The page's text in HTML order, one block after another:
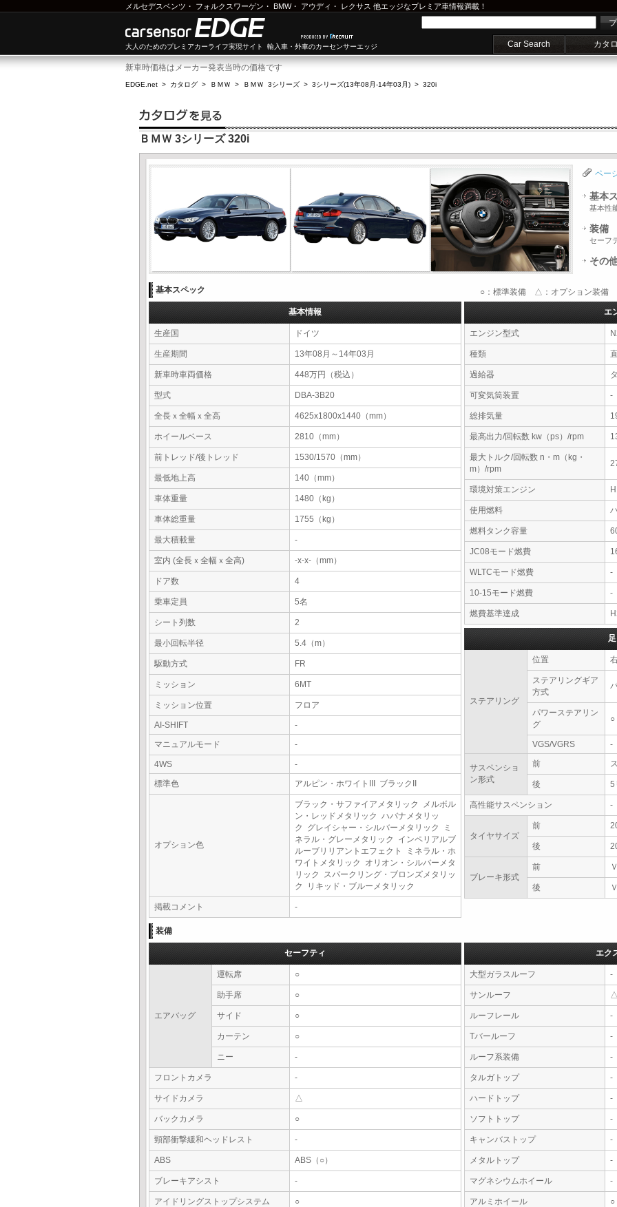
メルセデスベンツ ・ フォルクスワーゲン ・ BMW・ アウディ ・ レクサス 他エッジなプレミア車情報満載！
大人のためのプレミアカーライフ実現サイト 輸入車・外車のカーセンサーエッジ Car Search カタ
新車時価格はメーカー発表当時の価格です
EDGE.net > カタログ > ＢＭＷ > ＢＭＷ 3シリーズ > 3シリーズ(13年08月-14年03月) > 320i
ＢＭＷ 3シリーズ 320i
ペー
基本
基本性
装備
セーフ
その
基本スペック ○：標準装備 △：オプション装備 -
基本情報
生産国 ドイツ
生産期間 13年08月～14年03月
新車時車両価格 448万円（税込）
型式 DBA-3B20
全長ｘ全幅ｘ全高 4625x1800x1440（mm）
ホイールベース 2810（mm）
前トレッド/後トレッド 1530/1570（mm）
最低地上高 140（mm）
車体重量 1480（kg）
車体総重量 1755（kg）
最大積載量 -
室内 (全長ｘ全幅ｘ全高) -x-x-（mm）
ドア数 4
乗車定員 5名
シート列数 2
最小回転半径 5.4（m）
駆動方式 FR
ミッション 6MT
ミッション位置 フロア
AI-SHIFT
-
マニュアルモード
-
4WS
-
標準色
アルピン・ホワイトIII ブラックII
オプション色
ブラック・サファイアメタリック メルボル
ン・レッドメタリック ハバナメタリッ
ク グレイシャー・シルバーメタリック ミ
ネラル・グレーメタリック インペリアルブ
ルーブリリアントエフェクト ミネラル・ホ
ワイトメタリック オリオン・シルバーメタ
リック スパークリング・ブロンズメタリッ
ク リキッド・ブルーメタリック
掲載コメント -
エ
エンジン型式
種類
過給器
可変気筒装置 -
総排気量
最高出力/回転数 kw（ps）/rpm
最大トルク/回転数 n・m（kg・
m）/rpm
環境対策エンジン
使用燃料
燃料タンク容量
JC08モード燃費
WLTCモード燃費 -
10-15モード燃費 -
燃費基準達成
ステアリング
位置
ステアリングギア
方式
パワーステアリン
グ
○
VGS/VGRS -
サスペンショ
ン形式
前
後 5
高性能サスペンション -
タイヤサイズ
前
後
ブレーキ形式
前
後
装備
セーフティ
エアバッグ
運転席 ○
助手席 ○
サイド ○
カーテン ○
ニー -
フロントカメラ -
サイドカメラ △
バックカメラ ○
頸部衝撃緩和ヘッドレスト -
ABS ABS（○）
ブレーキアシスト -
アイドリングストップシステム ○
エク
大型ガラスルーフ -
サンルーフ
ルーフレール -
Tバールーフ -
ルーフ系装備 -
タルガトップ -
ハードトップ -
ソフトトップ -
キャンバストップ -
メタルトップ -
マグネシウムホイール -
アルミホイール ○